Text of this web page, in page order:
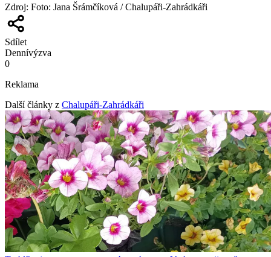
Zdroj: Foto: Jana Šrámčíková / Chalupáři-Zahrádkáři
Sdílet
Dennívýzva
0
Reklama
Další články z Chalupáři-Zahrádkáři